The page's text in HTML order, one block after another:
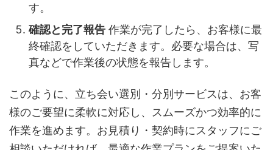
す。
確認と完了報告 作業が完了したら、お客様に最
終確認をしていただきます。必要な場合は、写
真などで作業後の状態を報告します。
このように、立ち会い選別・分別サービスは、お客
様のご要望に柔軟に対応し、スムーズかつ効率的に
作業を進めます。お見積り・契約時にスタッフにご